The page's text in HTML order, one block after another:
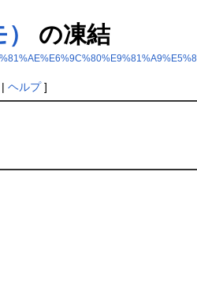
の凍結
ヘルプ]